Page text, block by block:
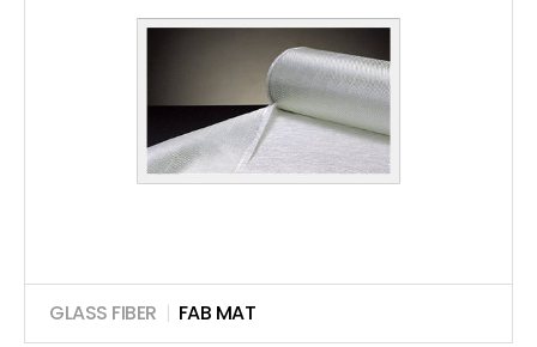
GLASS FIBER | FAB MAT